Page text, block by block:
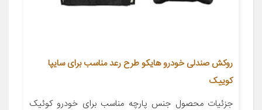
روکش صندلی خودرو هایکو طرح رعد مناسب برای سایپا
کوییک
جزئیات محصول جنس پارچه مناسب برای خودرو کوئیک